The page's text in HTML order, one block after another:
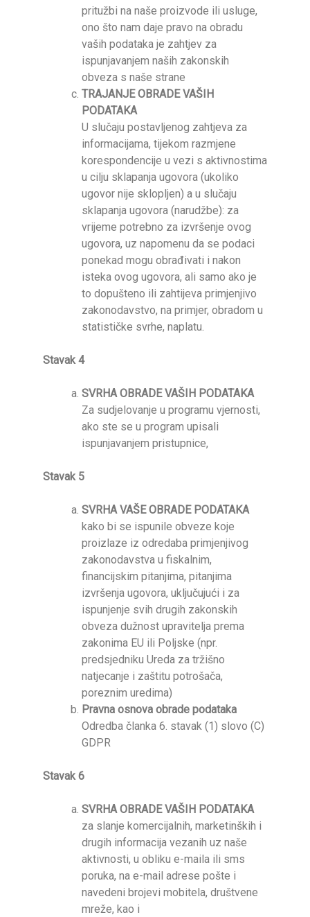
pritužbi na naše proizvode ili usluge,
ono što nam daje pravo na obradu
vaših podataka je zahtjev za
ispunjavanjem naših zakonskih
obveza s naše strane
TRAJANJE OBRADE VAŠIH
PODATAKA
U slučaju postavljenog zahtjeva za
informacijama, tijekom razmjene
korespondencije u vezi s aktivnostima
u cilju sklapanja ugovora (ukoliko
ugovor nije sklopljen) a u slučaju
sklapanja ugovora (narudžbe): za
vrijeme potrebno za izvršenje ovog
ugovora, uz napomenu da se podaci
ponekad mogu obrađivati ​​i nakon
isteka ovog ugovora, ali samo ako je
to dopušteno ili zahtijeva primjenjivo
zakonodavstvo, na primjer, obradom u
statističke svrhe, naplatu.
Stavak 4
SVRHA OBRADE VAŠIH PODATAKA
Za sudjelovanje u programu vjernosti,
ako ste se u program upisali
ispunjavanjem pristupnice,
Stavak 5
SVRHA VAŠE OBRADE PODATAKA
kako bi se ispunile obveze koje
proizlaze iz odredaba primjenjivog
zakonodavstva u fiskalnim,
financijskim pitanjima, pitanjima
izvršenja ugovora, uključujući i za
ispunjenje svih drugih zakonskih
obveza dužnost upravitelja prema
zakonima EU ili Poljske (npr.
predsjedniku Ureda za tržišno
natjecanje i zaštitu potrošača,
poreznim uredima)
Pravna osnova obrade podataka
Odredba članka 6. stavak (1) slovo (C)
GDPR
Stavak 6
SVRHA OBRADE VAŠIH PODATAKA
za slanje komercijalnih, marketinških i
drugih informacija vezanih uz naše
aktivnosti, u obliku e-maila ili sms
poruka, na e-mail adrese pošte i
navedeni brojevi mobitela, društvene
mreže, kao i